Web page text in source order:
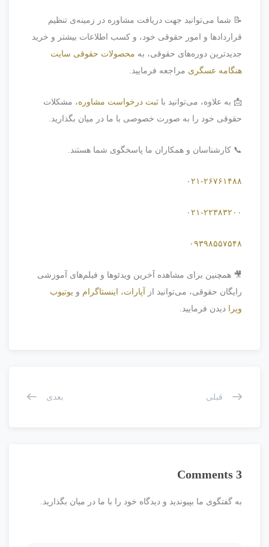
📝 شما می‌توانید جهت دریافت مشاوره در زمینه‌ی تنظیم
قراردادها و امور حقوقی خود، و کسب اطلاعات بیشتر و خرید
جدیدترین دوره‌های حقوقی، به محصولات حقوقی سایت
هنگامه عسگری مراجعه فرمایید.
📩 به علاوه، می‌توانید با ثبت درخواست مشاوره، مشکلات
حقوقی خود را به صورت خصوصی با ما در میان بگذارید.
📞 کارشناسان و همکاران ما پاسخگوی شما هستند.
۰۲۱-۲۶۷۶۱۴۸۸
۰۲۱-۲۲۳۸۳۲۰۰
۰۹۳۹۸۵۵۷۵۴۸
🎥 همچنین برای مشاهده آخرین ویدئوها و فیلم‌های آموزشی
رایگان حقوقی، می‌توانید از آپارات، اینستاگرام و یوتیوب
ویرا دیدن فرمایید.
قبلی بعدی
3 Comments
به گفتگوی ما بپیوندید و دیدگاه خود را با ما در میان بگذارید.